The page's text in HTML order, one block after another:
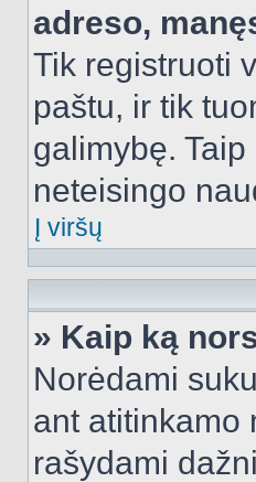
adreso,
Tik registruoti
paštu, ir tik
galimybę.
neteisingo
Į viršų
» Kaip ką
Norėdami
ant atitinkamo
rašydami